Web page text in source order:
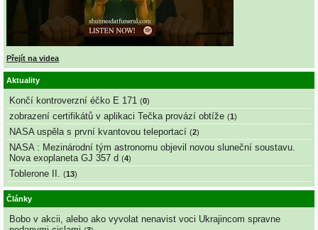
Přejít na videa
Aktuality
Končí kontroverzní éčko E 171 (0)
zobrazení certifikátů v aplikaci Tečka provází obtíže (1 )
NASA uspěla s první kvantovou teleportací (2)
NASA : Mezinárodní tým astronomu objevil novou sluneční soustavu.
Nova exoplaneta GJ 357 d (4)
Toblerone II. (13)
Články
Bobo v akcii, alebo ako vyvolat nenavist voci Ukrajincom spravne